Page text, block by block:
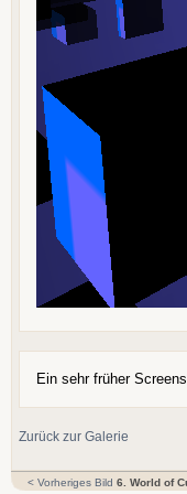
Ein sehr früher
Zurück zur Galerie
< Vorheriges Bild 6. World of